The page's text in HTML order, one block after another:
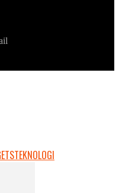
TEKNOLOGI